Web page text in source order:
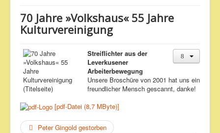
Impressum & Datenschutz
70 Jahre »Volkshaus« 55 Jahre
Kulturvereinigung
Streiflichter aus der
Leverkusener
Arbeiterbewegung
Unsere Broschüre von 2001 hat uns ein
freundlicher Mensch gescannt, danke!
[pdf-Datei (8,7 MByte)]
Peter Gingold gestorben